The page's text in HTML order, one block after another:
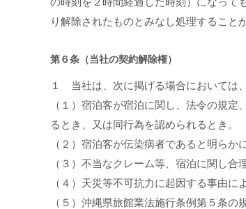
り解除されたものとみなし処理すること
第６条（当社の契約解除権）
１ 当社は、次に掲げる場合においては
（１）宿泊客が宿泊に関し、法令の規
るとき、又は同行為を認められるとき。
（２）宿泊客が伝染病者であると明らか
（３）不当なクレーム等、宿泊に関し合
（４）天災等不可抗力に起因する事由に
（５）沖縄県旅館業法施行条例第５条の